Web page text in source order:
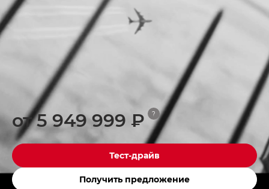
от 5 949 999 ₽ ?
Тест-драйв
Получить предложение